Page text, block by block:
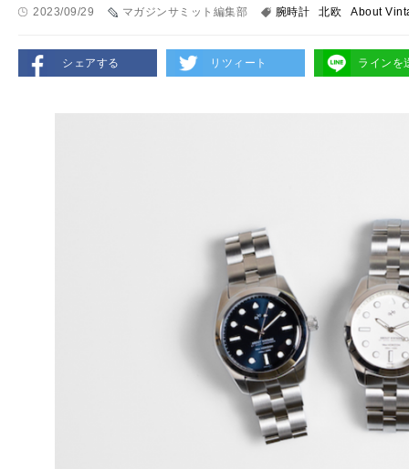
2023/09/29 マガジンサミット編集部 腕時計 北欧 About
シェアする リツィート ラインを